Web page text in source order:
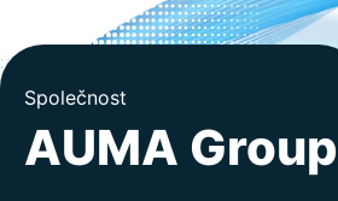
Společnost
Kontakt
Severní Amerika
Společnost
AUMA Group